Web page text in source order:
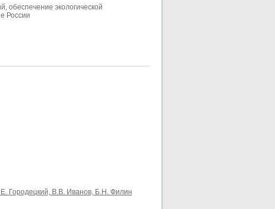
обеспечение экологической
России
Городецкий, В.В. Иванов, Б.Н. Филин